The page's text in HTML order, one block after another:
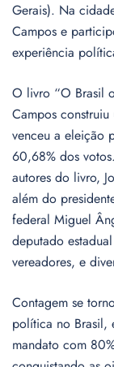
Gerais). Na
Campos e
experiência
O livro “O Brasil
Campos
venceu a eleição
60,68% dos
autores do livro,
além do
federal Miguel
deputado
vereadores, e
Contagem se
política no Brasil,
mandato com